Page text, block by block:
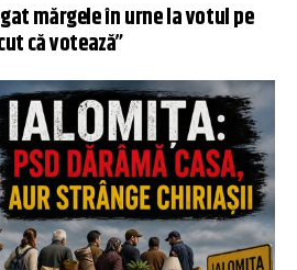
mărgele în urne la votul pe
că votează”